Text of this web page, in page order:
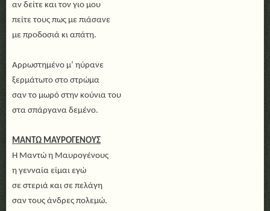
αν δείτε και τον γιο μου
πείτε τους πως με πιάσανε
με προδοσιά κι απάτη.
Αρρωστημένο μ’ ηύρανε
ξερμάτωτο στο στρώμα
σαν το μωρό στην κούνια του
στα σπάργανα δεμένο.
ΜΑΝΤΩ ΜΑΥΡΟΓΕΝΟΥΣ
Η Μαντώ η Μαυρογένους
η γενναία είμαι εγώ
σε στεριά και σε πελάγη
σαν τους άνδρες πολεμώ.